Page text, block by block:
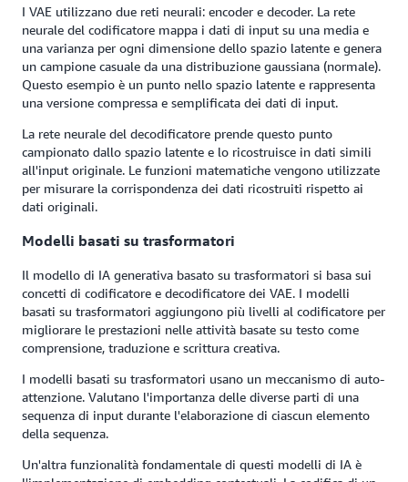
I VAE utilizzano due reti neurali: encoder e decoder. La rete
neurale del codificatore mappa i dati di input su una media e
una varianza per ogni dimensione dello spazio latente e genera
un campione casuale da una distribuzione gaussiana (normale).
Questo esempio è un punto nello spazio latente e rappresenta
una versione compressa e semplificata dei dati di input.
La rete neurale del decodificatore prende questo punto
campionato dallo spazio latente e lo ricostruisce in dati simili
all'input originale. Le funzioni matematiche vengono utilizzate
per misurare la corrispondenza dei dati ricostruiti rispetto ai
dati originali.
Modelli basati su trasformatori
Il modello di IA generativa basato su trasformatori si basa sui
concetti di codificatore e decodificatore dei VAE. I modelli
basati su trasformatori aggiungono più livelli al codificatore per
migliorare le prestazioni nelle attività basate su testo come
comprensione, traduzione e scrittura creativa.
I modelli basati su trasformatori usano un meccanismo di auto-
attenzione. Valutano l'importanza delle diverse parti di una
sequenza di input durante l'elaborazione di ciascun elemento
della sequenza.
Un'altra funzionalità fondamentale di questi modelli di IA è